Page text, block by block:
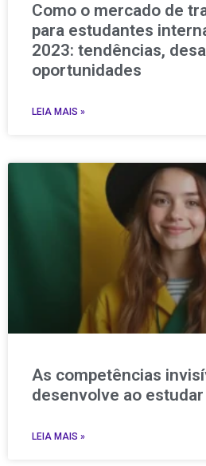
Como o mercado de
para estudantes
2023: tendências,
oportunidades
LEIA MAIS »
As competências
desenvolve ao
LEIA MAIS »